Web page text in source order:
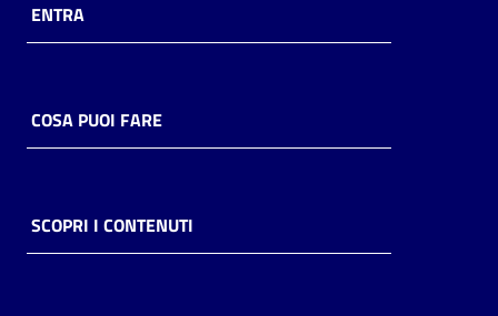
online
Piani
ENTRA
COSA PUOI FARE
SCOPRI I CONTENUTI